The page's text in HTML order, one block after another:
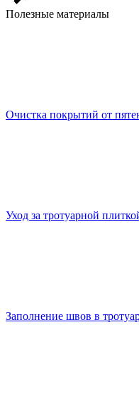
Полезные материалы
Очистка покрытий от
Уход за тротуарной
Заполнение швов в